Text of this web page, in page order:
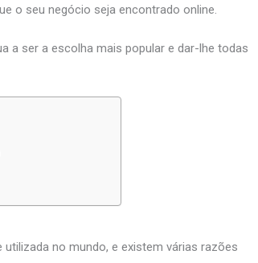
o seu negócio seja encontrado online.
a ser a escolha mais popular e dar-lhe todas
utilizada no mundo, e existem várias razões